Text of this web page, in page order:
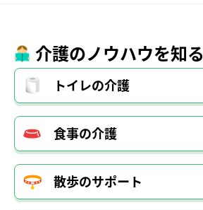
介護のノウハウを知る
トイレの介護
食事の介護
散歩のサポート